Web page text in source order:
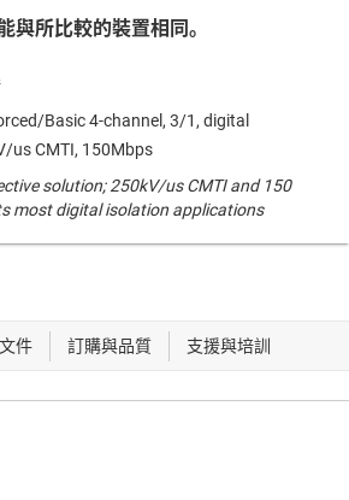
與所比較的裝置相同。
Basic 4-channel, 3/1, digital
us CMTI, 150Mbps
solution; 250kV/us CMTI and 150
most digital isolation applications